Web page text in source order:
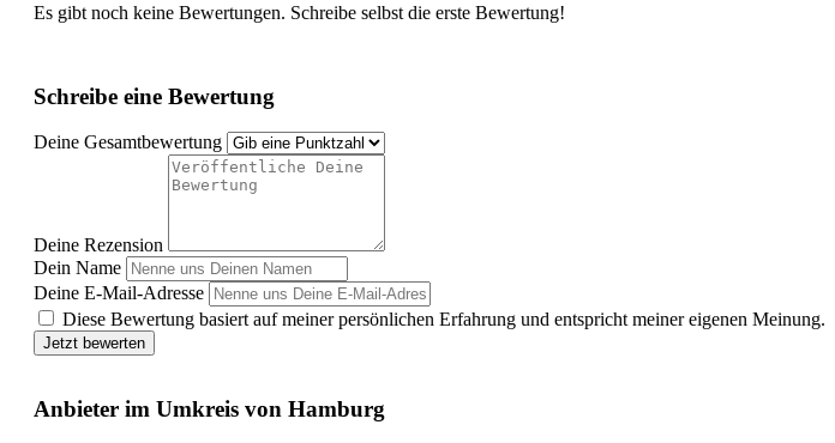
Es gibt noch keine Bewertungen. Schreibe selbst die erste Bewertung!
Schreibe eine Bewertung
Deine Gesamtbewertung
Deine Rezension
Dein Name
Deine E-Mail-Adresse
Diese Bewertung basiert auf meiner persönlichen Erfahrung und entspricht meiner eigenen Meinung.
Jetzt bewerten
Anbieter im Umkreis von Hamburg